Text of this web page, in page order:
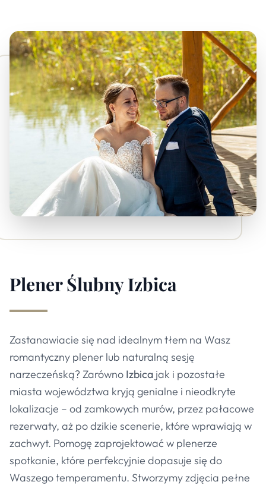
Plener ŚlubnyIzbica
Zastanawiacie się nad idealnym tłem na Wasz
romantyczny plener lub naturalną sesję
narzeczeńską? Zarówno Izbica jak i pozostałe
miasta województwa kryją genialne i nieodkryte
lokalizacje – od zamkowych murów, przez pałacowe
rezerwaty, aż po dzikie scenerie, które wprawiają w
zachwyt. Pomogę zaprojektować w plenerze
spotkanie, które perfekcyjnie dopasuje się do
Waszego temperamentu. Stworzymy zdjęcia pełne